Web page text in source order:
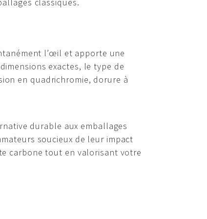
classiques.
l’œil et apporte une
exactes, le type de
en quadrichromie, dorure à
durable aux emballages
soucieux de leur impact
carbone tout en valorisant votre